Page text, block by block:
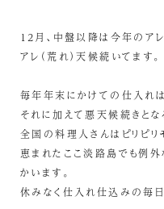
12月、中盤以降は今年のア
アレ（荒れ）天候続いてます。
毎年年末にかけての仕入れは
それに加えて悪天候続きとな
全国の料理人さんはピリピ
恵まれたここ淡路島でも例外
かいます。
休みなく仕入れ仕込みの毎日